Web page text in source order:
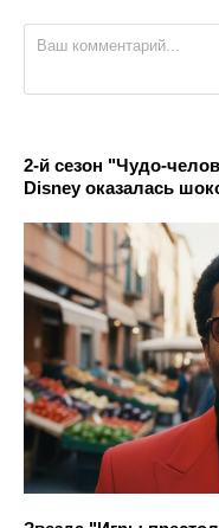
2-й сезон "Чудо-
Disney оказалась